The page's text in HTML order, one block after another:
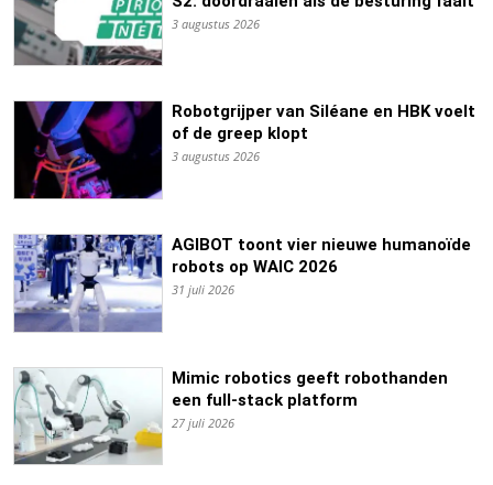
3 augustus 2026
Robotgrijper van Siléane en HBK voelt
of de greep klopt
3 augustus 2026
AGIBOT toont vier nieuwe humanoïde
robots op WAIC 2026
31 juli 2026
Mimic robotics geeft robothanden
een full-stack platform
27 juli 2026